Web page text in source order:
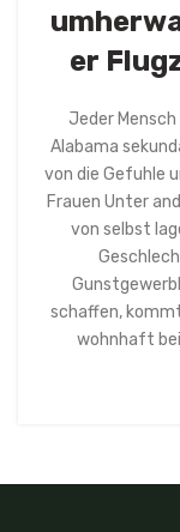
er
Jeder
Alabama
von die Gefuhle
Frauen Unter
von selbst
schaffen,
wohnhaft